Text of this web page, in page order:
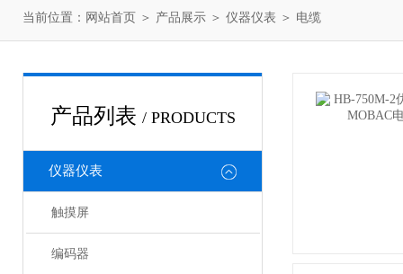
当前位置： 网站首页 ＞ 产品展示 ＞ 仪器仪表 ＞ 电缆
产品列表 / PRODUCTS
仪器仪表
触摸屏
编码器